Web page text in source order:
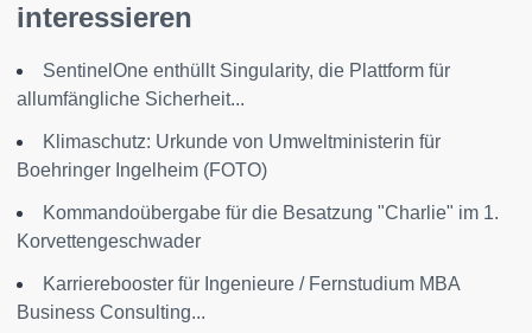
interessieren
SentinelOne enthüllt Singularity, die Plattform für
allumfängliche Sicherheit...
Klimaschutz: Urkunde von Umweltministerin für
Boehringer Ingelheim (FOTO)
Kommandoübergabe für die Besatzung "Charlie" im 1.
Korvettengeschwader
Karrierebooster für Ingenieure / Fernstudium MBA
Business Consulting...